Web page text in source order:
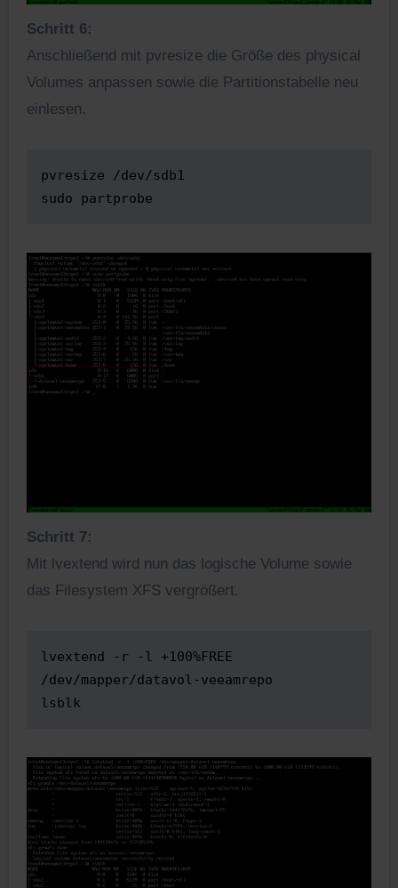
Schritt 6:
Anschließend mit pvresize die Größe des physical
Volumes anpassen sowie die Partitionstabelle neu
einlesen.
pvresize /dev/sdb1
sudo partprobe
Schritt 7:
Mit lvextend wird nun das logische Volume sowie
das Filesystem XFS vergrößert.
lvextend -r -l +100%FREE
/dev/mapper/datavol-veeamrepo
lsblk